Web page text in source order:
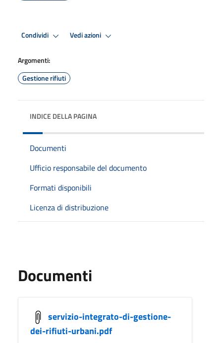
Condividi Vedi azioni
Argomenti:
Gestione rifiuti
INDICE DELLA PAGINA
Documenti
Ufficio responsabile del documento
Formati disponibili
Licenza di distribuzione
Documenti
servizio-integrato-di-gestione-
dei-rifiuti-urbani.pdf